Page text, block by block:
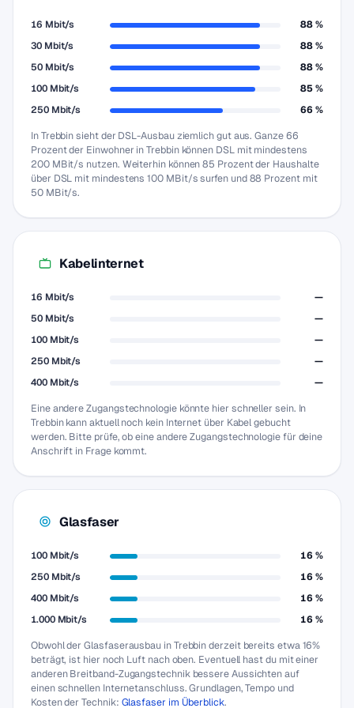
16 Mbit/s
88 %
30 Mbit/s
88 %
50 Mbit/s
88 %
100 Mbit/s
85 %
250 Mbit/s
66 %
In Trebbin sieht der DSL-Ausbau ziemlich gut aus. Ganze 66
Prozent der Einwohner in Trebbin können DSL mit mindestens
200 MBit/s nutzen. Weiterhin können 85 Prozent der Haushalte
über DSL mit mindestens 100 MBit/s surfen und 88 Prozent mit
50 MBit/s.
Kabelinternet
16 Mbit/s
—
50 Mbit/s
—
100 Mbit/s
—
250 Mbit/s
—
400 Mbit/s
—
Eine andere Zugangstechnologie könnte hier schneller sein. In
Trebbin kann aktuell noch kein Internet über Kabel gebucht
werden. Bitte prüfe, ob eine andere Zugangstechnologie für deine
Anschrift in Frage kommt.
Glasfaser
100 Mbit/s
16 %
250 Mbit/s
16 %
400 Mbit/s
16 %
1.000 Mbit/s
16 %
Obwohl der Glasfaserausbau in Trebbin derzeit bereits etwa 16%
beträgt, ist hier noch Luft nach oben. Eventuell hast du mit einer
anderen Breitband-Zugangstechnik bessere Aussichten auf
einen schnellen Internetanschluss. Grundlagen, Tempo und
Kosten der Technik: Glasfaser im Überblick.